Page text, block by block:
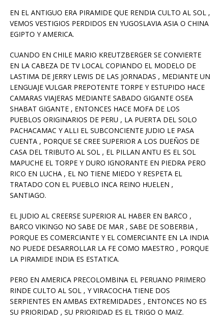
EN EL ANTIGUO ERA PIRAMIDE QUE RENDIA CULTO AL SOL ,
VEMOS VESTIGIOS PERDIDOS EN YUGOSLAVIA ASIA O CHINA
EGIPTO Y AMERICA.
CUANDO EN CHILE MARIO KREUTZBERGER SE CONVIERTE
EN LA CABEZA DE TV LOCAL COPIANDO EL MODELO DE
LASTIMA DE JERRY LEWIS DE LAS JORNADAS , MEDIANTE UN
LENGUAJE VULGAR PREPOTENTE TORPE Y ESTUPIDO HACE
CAMARAS VIAJERAS MEDIANTE SABADO GIGANTE OSEA
SHABAT GIGANTE , ENTONCES HACE MOFA DE LOS
PUEBLOS ORIGINARIOS DE PERU , LA PUERTA DEL SOLO
PACHACAMAC Y ALLI EL SUBCONCIENTE JUDIO LE PASA
CUENTA , PORQUE SE CREE SUPERIOR A LOS DUEÑOS DE
CASA DEL TRIBUTO AL SOL , EL PILLAN ANTU ES EL SOL
MAPUCHE EL TORPE Y DURO IGNORANTE EN PIEDRA PERO
RICO EN LUCHA , EL NO TIENE MIEDO Y RESPETA EL
TRATADO CON EL PUEBLO INCA REINO HUELEN ,
SANTIAGO.
EL JUDIO AL CREERSE SUPERIOR AL HABER EN BARCO ,
BARCO VIKINGO NO SABE DE MAR , SABE DE SOBERBIA ,
PORQUE ES COMERCIANTE Y EL COMERCIANTE EN LA INDIA
NO PUEDE DESARROLLAR LA FE COMO MAESTRO , PORQUE
LA PIRAMIDE INDIA ES ESTATICA.
PERO EN AMERICA PRECOLOMBINA EL PERUANO PRIMERO
RINDE CULTO AL SOL , Y VIRACOCHA TIENE DOS
SERPIENTES EN AMBAS EXTREMIDADES , ENTONCES NO ES
SU PRIORIDAD , SU PRIORIDAD ES EL TRIGO O MAIZ.